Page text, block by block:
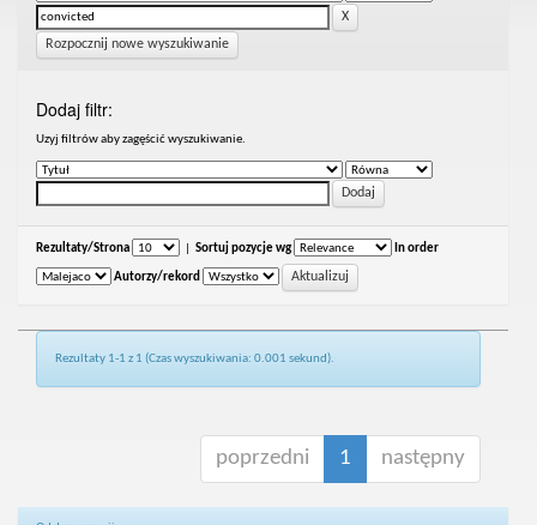
Rozpocznij nowe wyszukiwanie
Dodaj filtr:
Uzyj filtrów aby zagęścić wyszukiwanie.
Rezultaty/Strona Sortuj pozycje wg In order
Autorzy/rekord
Rezultaty 1-1 z 1 (Czas wyszukiwania: 0.001 sekund).
poprzedni 1 następny